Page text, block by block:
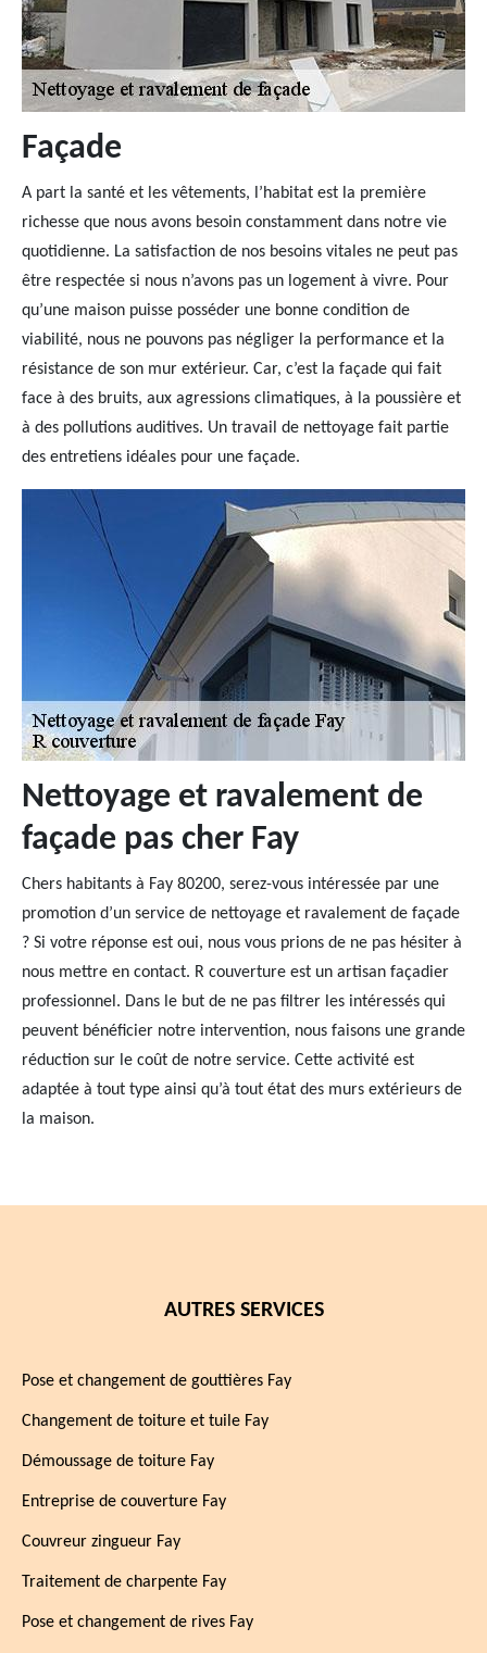
Façade
A part la santé et les vêtements, l’habitat est la première
richesse que nous avons besoin constamment dans notre vie
quotidienne. La satisfaction de nos besoins vitales ne peut pas
être respectée si nous n’avons pas un logement à vivre. Pour
qu’une maison puisse posséder une bonne condition de
viabilité, nous ne pouvons pas négliger la performance et la
résistance de son mur extérieur. Car, c’est la façade qui fait
face à des bruits, aux agressions climatiques, à la poussière et
à des pollutions auditives. Un travail de nettoyage fait partie
des entretiens idéales pour une façade.
Nettoyage et ravalement de
façade pas cher Fay
Chers habitants à Fay 80200, serez-vous intéressée par une
promotion d’un service de nettoyage et ravalement de façade
? Si votre réponse est oui, nous vous prions de ne pas hésiter à
nous mettre en contact. R couverture est un artisan façadier
professionnel. Dans le but de ne pas filtrer les intéressés qui
peuvent bénéficier notre intervention, nous faisons une grande
réduction sur le coût de notre service. Cette activité est
adaptée à tout type ainsi qu’à tout état des murs extérieurs de
la maison.
AUTRES SERVICES
Pose et changement de gouttières Fay
Changement de toiture et tuile Fay
Démoussage de toiture Fay
Entreprise de couverture Fay
Couvreur zingueur Fay
Traitement de charpente Fay
Pose et changement de rives Fay